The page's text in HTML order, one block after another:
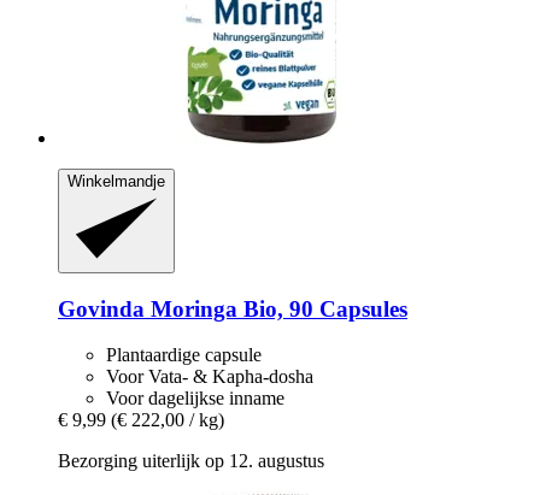
Winkelmandje
Govinda Moringa Bio, 90 Capsules
Plantaardige capsule
Voor Vata- & Kapha-dosha
Voor dagelijkse inname
€ 9,99 (€ 222,00 / kg)
Bezorging uiterlijk op 12. augustus